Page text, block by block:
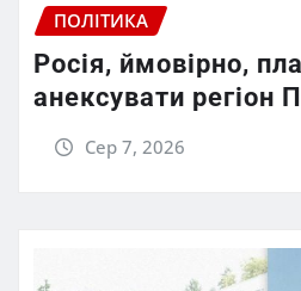
ПОЛІТИКА
Росія, ймовірно,
анексувати регіон
Сер 7, 2026